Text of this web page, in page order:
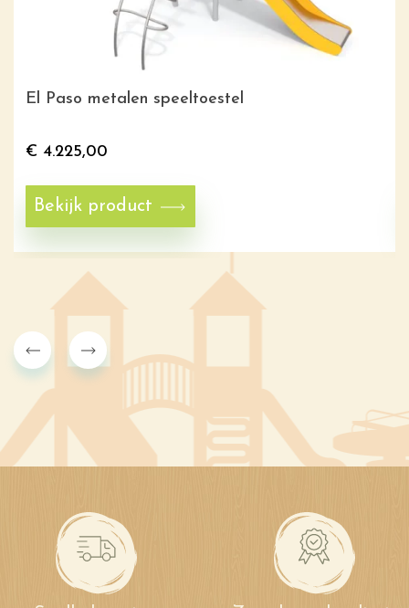
El Paso metalen speeltoestel
€ 4.225,00
Bekijk product